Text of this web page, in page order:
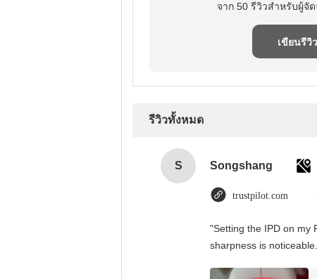
จาก 50 รีวิวสําหรับผู้จั
เขียนรีวิว
รีวิวทั้งหมด
S Songshang
trustpilot.com
"Setting the IPD on my
sharpness is noticeable.